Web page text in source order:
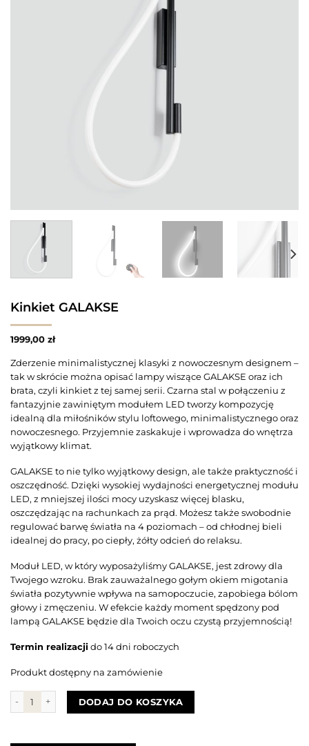
Kinkiet GALAKSE
1999,00 zł
Zderzenie minimalistycznej klasyki z nowoczesnym designem –
tak w skrócie można opisać lampy wiszące GALAKSE oraz ich
brata, czyli kinkiet z tej samej serii. Czarna stal w połączeniu z
fantazyjnie zawiniętym modułem LED tworzy kompozycję
idealną dla miłośników stylu loftowego, minimalistycznego oraz
nowoczesnego. Przyjemnie zaskakuje i wprowadza do wnętrza
wyjątkowy klimat.
GALAKSE to nie tylko wyjątkowy design, ale także praktyczność i
oszczędność. Dzięki wysokiej wydajności energetycznej modułu
LED, z mniejszej ilości mocy uzyskasz więcej blasku,
oszczędzając na rachunkach za prąd. Możesz także swobodnie
regulować barwę światła na 4 poziomach – od chłodnej bieli
idealnej do pracy, po ciepły, żółty odcień do relaksu.
Moduł LED, w który wyposażyliśmy GALAKSE, jest zdrowy dla
Twojego wzroku. Brak zauważalnego gołym okiem migotania
światła pozytywnie wpływa na samopoczucie, zapobiega bólom
głowy i zmęczeniu. W efekcie każdy moment spędzony pod
lampą GALAKSE będzie dla Twoich oczu czystą przyjemnością!
Termin realizacjido 14 dni roboczych
Produkt dostępny na zamówienie
ilość Kinkiet GALAKSEDODAJ DO KOSZYKA